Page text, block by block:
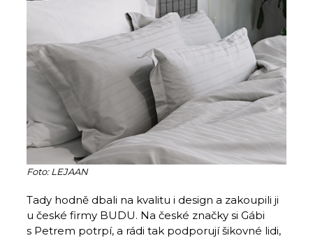
Foto: LEJAAN
Tady hodně dbali na kvalitu i design a zakoupili ji
u české firmy BUDU. Na české značky si Gábi
s Petrem potrpí, a rádi tak podporují šikovné lidi,